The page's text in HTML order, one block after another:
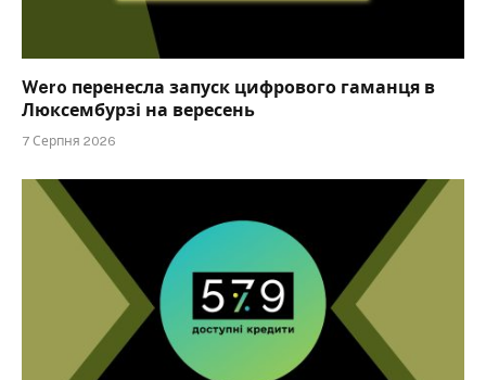
Wero перенесла запуск цифрового гаманця в
Люксембурзі на вересень
7 Серпня 2026